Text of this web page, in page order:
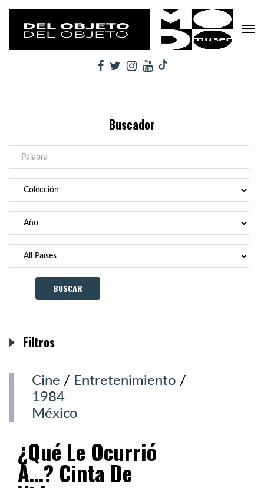
Buscador
Cine / Entretenimiento /
1984
México
¿Qué Le Ocurrió
A…? Cinta De
Filtros